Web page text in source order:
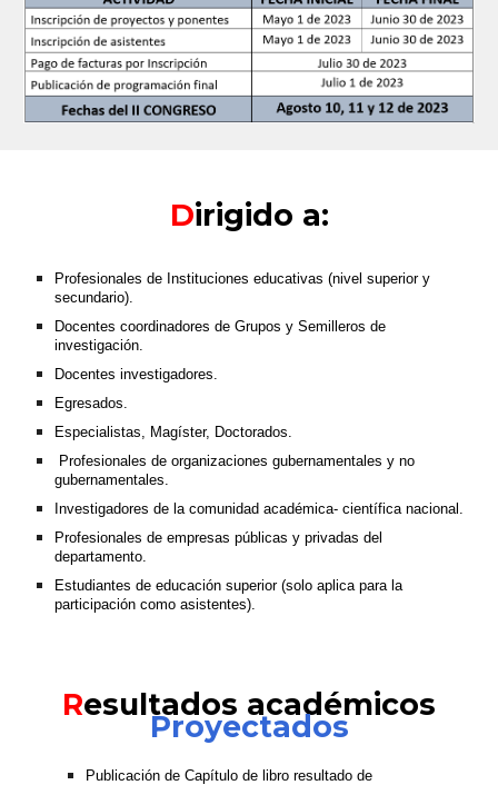
Dirigido a:
Profesionales de Instituciones educativas (nivel superior y
secundario).
Docentes coordinadores de Grupos y Semilleros de
investigación.
Docentes investigadores.
Egresados.
Especialistas, Magíster, Doctorados.
Profesionales de organizaciones gubernamentales y no
gubernamentales.
Investigadores de la comunidad académica- científica nacional.
Profesionales de empresas públicas y privadas del
departamento.
Estudiantes de educación superior (solo aplica para la
participación como asistentes).
Resultados académicos
Proyectados
Publicación de Capítulo de libro resultado de